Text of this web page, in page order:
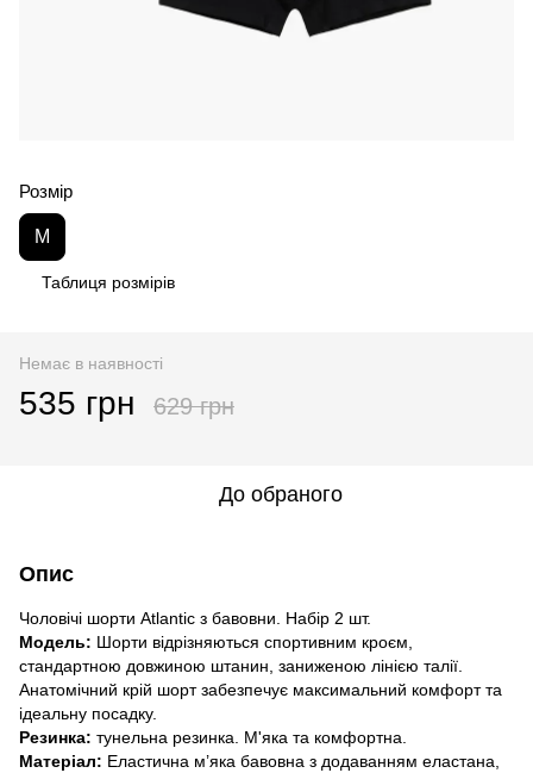
Розмір
M
Таблиця розмірів
Немає в наявності
535 грн 629 грн
До обраного
Опис
Чоловічі шорти Atlantic з бавовни. Набір 2 шт.
Модель: Шорти відрізняються спортивним кроєм,
стандартною довжиною штанин, заниженою лінією талії.
Анатомічний крій шорт забезпечує максимальний комфорт та
ідеальну посадку.
Резинка: тунельна резинка. М'яка та комфортна.
Матеріал: Еластична м’яка бавовна з додаванням еластана,